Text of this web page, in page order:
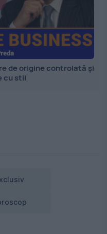
de origine controlată și
cu stil